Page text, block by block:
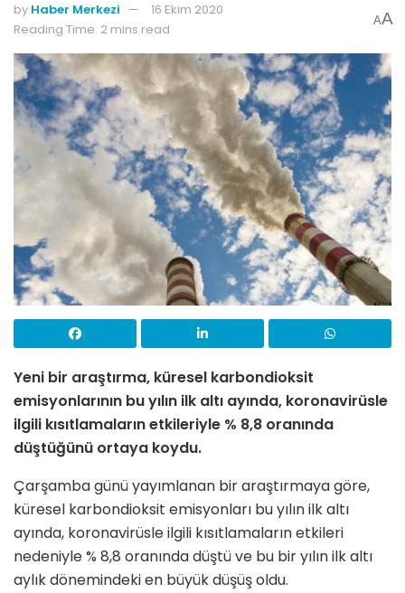
by Haber Merkezi
16 Ekim 2020
Reading Time: 2 mins read
AA
Yeni bir araştırma, küresel karbondioksit
emisyonlarının bu yılın ilk altı ayında, koronavirüsle
ilgili kısıtlamaların etkileriyle % 8,8 oranında
düştüğünü ortaya koydu.
Çarşamba günü yayımlanan bir araştırmaya göre,
küresel karbondioksit emisyonları bu yılın ilk altı
ayında, koronavirüsle ilgili kısıtlamaların etkileri
nedeniyle % 8,8 oranında düştü ve bu bir yılın ilk altı
aylık dönemindeki en büyük düşüş oldu.